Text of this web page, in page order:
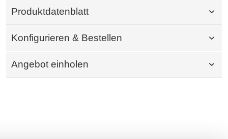
Produktdatenblatt
Konfigurieren & Bestellen
Angebot einholen